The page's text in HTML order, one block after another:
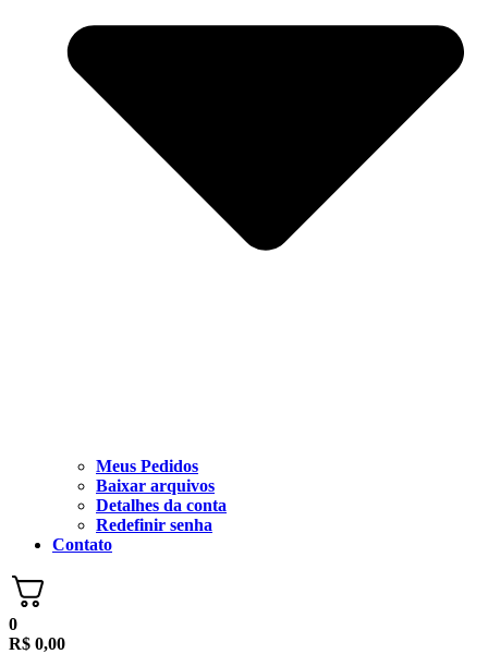
Meus Pedidos
Baixar arquivos
Detalhes da conta
Redefinir senha
Contato
0
R$ 0,00